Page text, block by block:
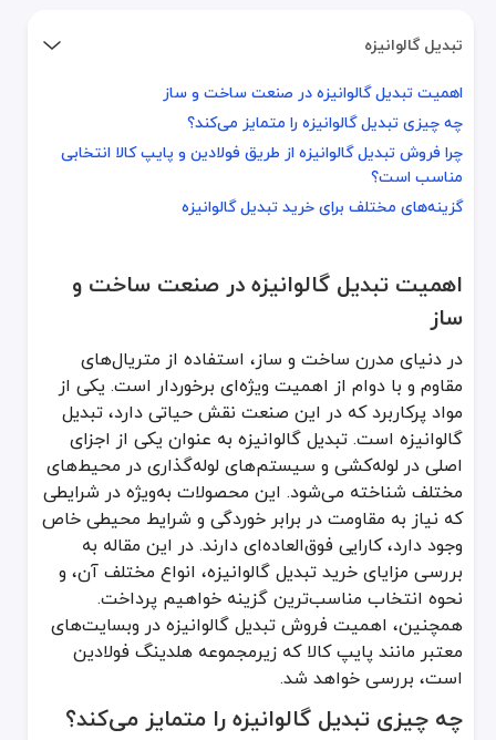
تبدیل گالوانیزه
اهمیت تبدیل گالوانیزه در صنعت ساخت و ساز
چه چیزی تبدیل گالوانیزه را متمایز می‌کند؟
چرا فروش تبدیل گالوانیزه از طریق فولادین و پایپ کالا انتخابی
گزینه‌های مختلف برای خرید تبدیل گالوانیزه
اهمیت تبدیل گالوانیزه در صنعت ساخت و ساز
در دنیای مدرن ساخت و ساز، استفاده از متریال‌های مقاوم و با دوام
چه چیزی تبدیل گالوانیزه را متمایز می‌کند؟
تبدیل گالوانیزه در حقیقت، یک قطعه لوله‌ای است که برای اتصال دو
در هنگام خرید تبدیل گالوانیزه، باید به چند عامل مهم توجه داشته
انواع تبدیل گالوانیزه و کاربردهای آن‌ها
تبدیل‌های گالوانیزه معمولاً در چند نوع مختلف تولید می‌شوند که هر
تبدیل گالوانیزه ساده: این نوع تبدیل‌ها برای اتصال دو لوله با
تبدیل گالوانیزه مخصوص فشار بالا: این تبدیل‌ها برای سیستم‌های
تبدیل گالوانیزه با روکش ضد زنگ: این نوع تبدیل‌ها به‌طور خاص
هر یک از این انواع تبدیل‌ها دارای ویژگی‌های خاص خود هستند که در
چرا فروش تبدیل گالوانیزه از طریق فولادین و
پایپ کالاکه زیرمجموعه هلدینگ فولادین است، یکی از معتبرترین
یکی از مزایای خرید از پایپ کالا، امکان مشاهده انواع مختلف
گزینه‌های مختلف برای خرید تبدیل گالوانیزه
اهمیت تبدیل گالوانیزه در صنعت ساخت و ساز
چه چیزی تبدیل گالوانیزه را متمایز می‌کند؟
چرا فروش تبدیل گالوانیزه از طریق فولادین و پایپ کالا انتخابی
مناسب است؟
گزینه‌های مختلف برای خرید تبدیل گالوانیزه
اهمیت تبدیل گالوانیزه در صنعت ساخت و
ساز
در دنیای مدرن ساخت و ساز، استفاده از متریال‌های
مقاوم و با دوام از اهمیت ویژه‌ای برخوردار است. یکی از
مواد پرکاربرد که در این صنعت نقش حیاتی دارد، تبدیل
گالوانیزه است. تبدیل گالوانیزه به عنوان یکی از اجزای
اصلی در لوله‌کشی و سیستم‌های لوله‌گذاری در محیط‌های
مختلف شناخته می‌شود. این محصولات به‌ویژه در شرایطی
که نیاز به مقاومت در برابر خوردگی و شرایط محیطی خاص
وجود دارد، کارایی فوق‌العاده‌ای دارند. در این مقاله به
بررسی مزایای خرید تبدیل گالوانیزه، انواع مختلف آن، و
نحوه انتخاب مناسب‌ترین گزینه خواهیم پرداخت.
همچنین، اهمیت فروش تبدیل گالوانیزه در وبسایت‌های
معتبر مانند پایپ کالا که زیرمجموعه هلدینگ فولادین
است، بررسی خواهد شد.
چه چیزی تبدیل گالوانیزه را متمایز می‌کند؟